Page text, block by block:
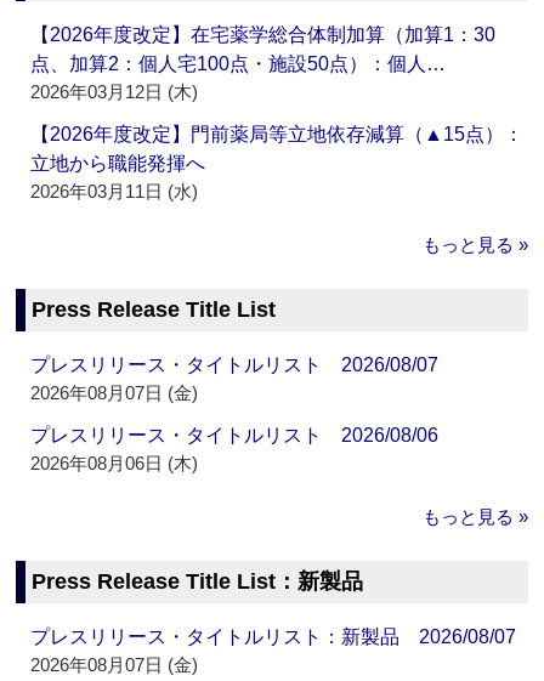
【2026年度改定】在宅薬学総合体制加算（加算1：30
点、加算2：個人宅100点・施設50点）：個人…
2026年03月12日 (木)
【2026年度改定】門前薬局等立地依存減算（▲15点）：
立地から職能発揮へ
2026年03月11日 (水)
もっと見る »
Press Release Title List
プレスリリース・タイトルリスト 2026/08/07
2026年08月07日 (金)
プレスリリース・タイトルリスト 2026/08/06
2026年08月06日 (木)
もっと見る »
Press Release Title List：新製品
プレスリリース・タイトルリスト：新製品 2026/08/07
2026年08月07日 (金)